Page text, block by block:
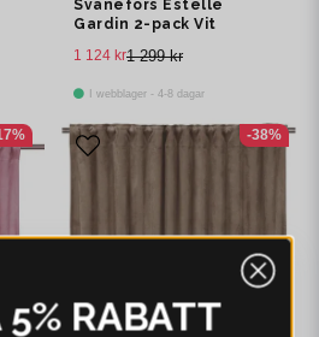
Svanefors Estelle
Gardin 2-pack Vit
1 299 kr
1 124 kr
I webblager - 4-8 dagar
-38%
5% RABATT